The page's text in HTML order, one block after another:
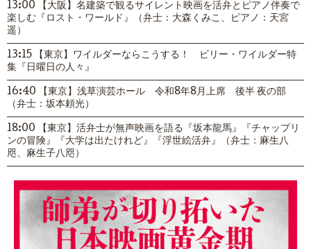
13:00 【大阪】名建築で観るサイレント映画を活弁とピアノ伴奏で
楽しむ『ロスト・ワールド』（弁士：大森くみこ、ピアノ：天宮
遥）
13:15 【東京】ワイルダーならこうする！ ビリー・ワイルダー特
集『日曜日の人々』
16:40 【東京】浅草演芸ホール 令和8年8月上席 後半 夜の部
（弁士：坂本頼光）
18:00 【東京】活弁士が無声映画を語る『坂本龍馬』『チャップリ
ンの冒険』『大学は出たけれど』『浮世絵活弁』（弁士：麻生八
咫、麻生子八咫）